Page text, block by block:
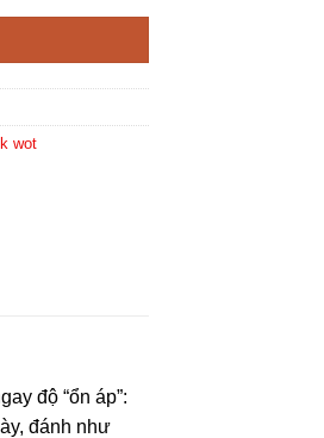
wot
độ “ổn áp”:
đánh như